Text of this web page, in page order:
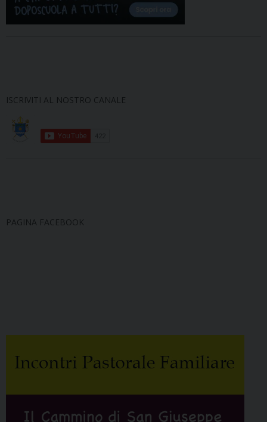
ISCRIVITI AL NOSTRO CANALE
PAGINA FACEBOOK